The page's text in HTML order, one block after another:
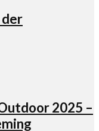
2025 –